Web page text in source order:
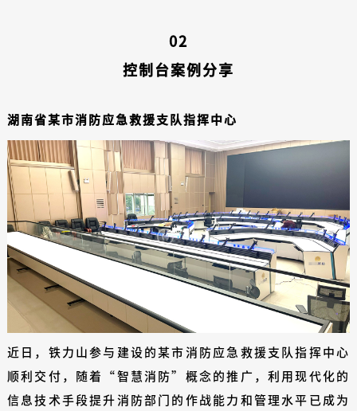
02
控制台案例分享
湖南省某市消防应急救援支队指挥中心
近日，铁力山参与建设的某市消防应急救援支队指挥中心
顺利交付，随着“智慧消防”概念的推广，利用现代化的
信息技术手段提升消防部门的作战能力和管理水平已成为